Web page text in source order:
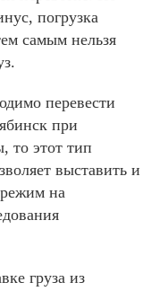
погрузка
самым нельзя
перевести
при
то этот тип
выставить и
на
груза из